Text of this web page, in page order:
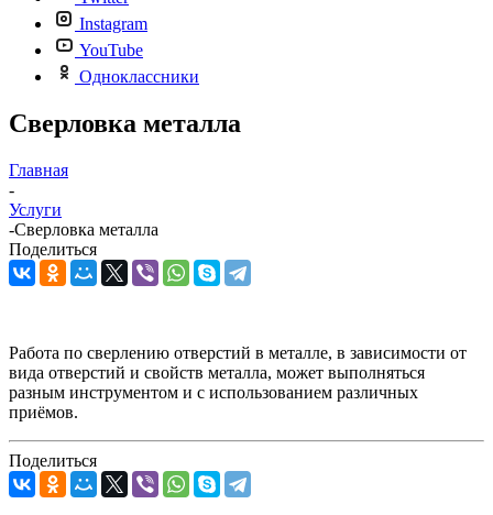
Instagram
YouTube
Одноклассники
Сверловка металла
Главная
-
Услуги
-Сверловка металла
Поделиться
Работа по сверлению отверстий в металле, в зависимости от
вида отверстий и свойств металла, может выполняться
разным инструментом и с использованием различных
приёмов.
Поделиться